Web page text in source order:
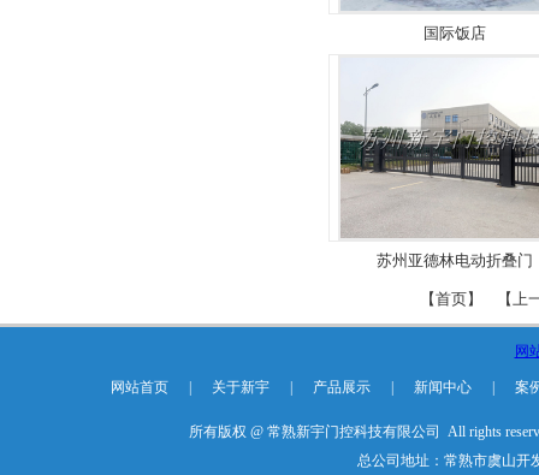
国际饭店
苏州亚德林电动折叠门
【首页】 【上
网
网站首页 关于新宇 产品展示 新闻中心 案
所有版权 @ 常熟新宇门控科技有限公司 All rights
总公司地址：常熟市虞山开